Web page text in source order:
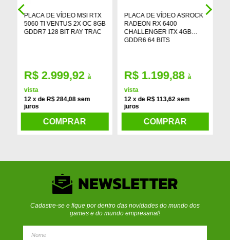
PLACA DE VÍDEO MSI RTX
5060 TI VENTUS 2X OC 8GB
GDDR7 128 BIT RAY TRAC
R$ 2.999,92à
vista
12 x de R$ 284,08 sem
juros
COMPRAR
PLACA DE VÍDEO ASROCK
RADEON RX 6400
CHALLENGER ITX 4GB
GDDR6 64 BITS
R$ 1.199,88à
vista
12 x de R$ 113,62 sem
juros
COMPRAR
Cadastre-se e fique por dentro das novidades do mundo dos
games e do mundo empresarial!